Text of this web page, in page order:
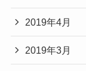
2019年4月
2019年3月